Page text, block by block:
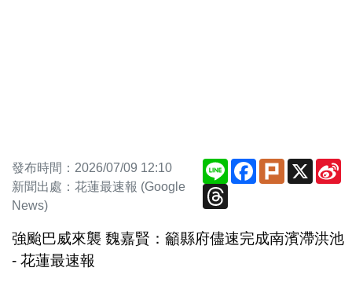
發布時間：2026/07/09 12:10
新聞出處：花蓮最速報 (Google
News)
Line Facebook
PlurkX
Threads
強颱巴威來襲 魏嘉賢：籲縣府儘速完成南濱滯洪池
- 花蓮最速報